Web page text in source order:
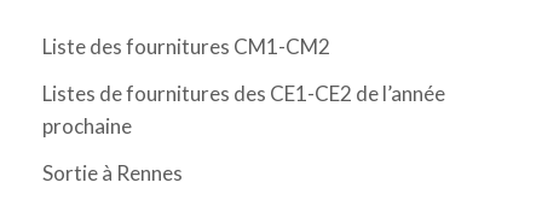
Liste des fournitures CM1-CM2
Listes de fournitures des CE1-CE2 de l’année
prochaine
Sortie à Rennes